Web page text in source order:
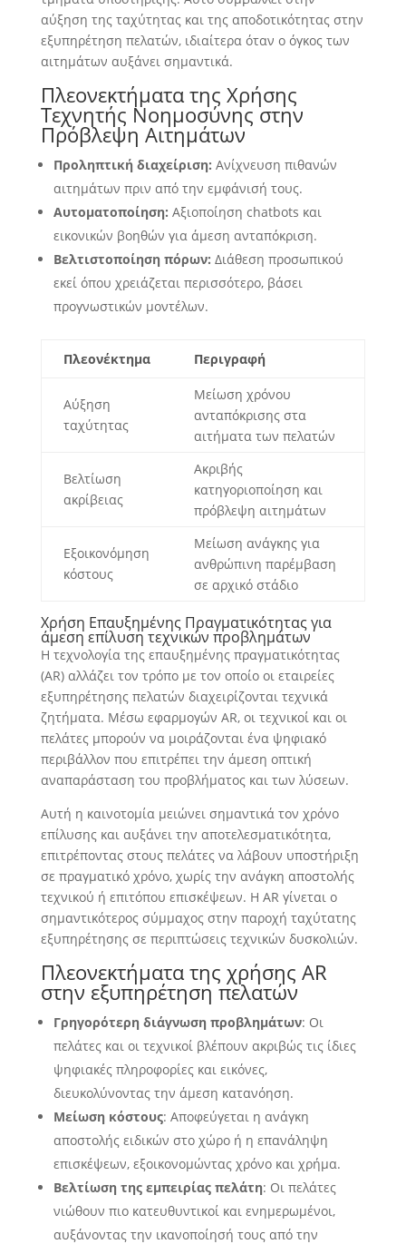
αύξηση της ταχύτητας και της αποδοτικότητας στην
εξυπηρέτηση πελατών, ιδιαίτερα όταν ο όγκος των
αιτημάτων αυξάνει σημαντικά.
Πλεονεκτήματα της Χρήσης
Τεχνητής Νοημοσύνης στην
Πρόβλεψη Αιτημάτων
Προληπτική διαχείριση: Ανίχνευση πιθανών
αιτημάτων πριν από την εμφάνισή τους.
Αυτοματοποίηση: Αξιοποίηση chatbots και
εικονικών βοηθών για άμεση ανταπόκριση.
Βελτιστοποίηση πόρων: Διάθεση προσωπικού
εκεί όπου χρειάζεται περισσότερο, βάσει
προγνωστικών μοντέλων.
Πλεονέκτημα Περιγραφή
Αύξηση
ταχύτητας
Μείωση χρόνου
ανταπόκρισης στα
αιτήματα των πελατών
Βελτίωση
ακρίβειας
Ακριβής
κατηγοριοποίηση και
πρόβλεψη αιτημάτων
Εξοικονόμηση
κόστους
Μείωση ανάγκης για
ανθρώπινη παρέμβαση
σε αρχικό στάδιο
Χρήση Επαυξημένης Πραγματικότητας για
άμεση επίλυση τεχνικών προβλημάτων
Η τεχνολογία της επαυξημένης πραγματικότητας
(AR) αλλάζει τον τρόπο με τον οποίο οι εταιρείες
εξυπηρέτησης πελατών διαχειρίζονται τεχνικά
ζητήματα. Μέσω εφαρμογών AR, οι τεχνικοί και οι
πελάτες μπορούν να μοιράζονται ένα ψηφιακό
περιβάλλον που επιτρέπει την άμεση οπτική
αναπαράσταση του προβλήματος και των λύσεων.
Αυτή η καινοτομία μειώνει σημαντικά τον χρόνο
επίλυσης και αυξάνει την αποτελεσματικότητα,
επιτρέποντας στους πελάτες να λάβουν υποστήριξη
σε πραγματικό χρόνο, χωρίς την ανάγκη αποστολής
τεχνικού ή επιτόπου επισκέψεων. Η AR γίνεται ο
σημαντικότερος σύμμαχος στην παροχή ταχύτατης
εξυπηρέτησης σε περιπτώσεις τεχνικών δυσκολιών.
Πλεονεκτήματα της χρήσης AR
στην εξυπηρέτηση πελατών
Γρηγορότερη διάγνωση προβλημάτων: Οι
πελάτες και οι τεχνικοί βλέπουν ακριβώς τις ίδιες
ψηφιακές πληροφορίες και εικόνες,
διευκολύνοντας την άμεση κατανόηση.
Μείωση κόστους: Αποφεύγεται η ανάγκη
αποστολής ειδικών στο χώρο ή η επανάληψη
επισκέψεων, εξοικονομώντας χρόνο και χρήμα.
Βελτίωση της εμπειρίας πελάτη: Οι πελάτες
νιώθουν πιο κατευθυντικοί και ενημερωμένοι,
αυξάνοντας την ικανοποίησή τους από την